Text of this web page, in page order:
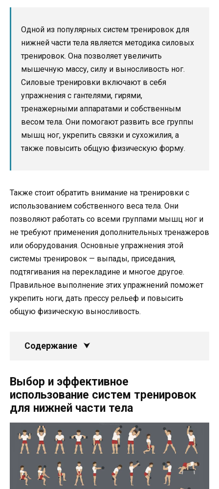
Одной из популярных систем тренировок для
нижней части тела является методика силовых
тренировок. Она позволяет увеличить
мышечную массу, силу и выносливость ног.
Силовые тренировки включают в себя
упражнения с гантелями, гирями,
тренажерными аппаратами и собственным
весом тела. Они помогают развить все группы
мышц ног, укрепить связки и сухожилия, а
также повысить общую физическую форму.
Также стоит обратить внимание на тренировки с
использованием собственного веса тела. Они
позволяют работать со всеми группами мышц ног и
не требуют применения дополнительных тренажеров
или оборудования. Основные упражнения этой
системы тренировок — выпады, приседания,
подтягивания на перекладине и многое другое.
Правильное выполнение этих упражнений поможет
укрепить ноги, дать прессу рельеф и повысить
общую физическую выносливость.
Содержание
Выбор и эффективное
использование систем тренировок
для нижней части тела